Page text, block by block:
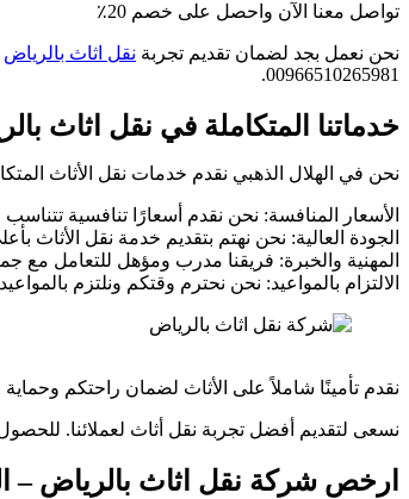
تواصل معنا الآن واحصل على خصم 20٪
نحن نعمل بجد لضمان تقديم تجربة نقل اثاث بالرياض
00966510265981.
خدماتنا المتكاملة في نقل اثاث
نحن في الهلال الذهبي نقدم خدمات نقل الأثاث
الأسعار المنافسة: نحن نقدم أسعارًا تنافسية
الجودة العالية: نحن نهتم بتقديم خدمة نقل
المهنية والخبرة: فريقنا مدرب ومؤهل للتعامل مع
الالتزام بالمواعيد: نحن نحترم وقتكم ونلتزم
نقدم تأمينًا شاملاً على الأثاث لضمان راحتكم
نسعى لتقديم أفضل تجربة نقل أثاث لعملائنا.
ارخص شركة نقل اثاث بالرياض –